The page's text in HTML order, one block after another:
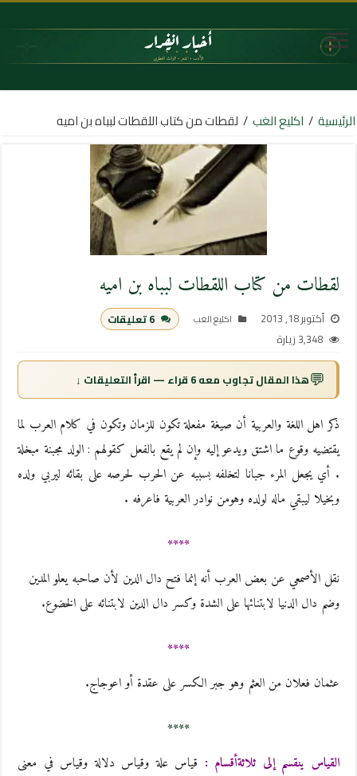
الرئيسية / اكليع الغب / لقطات من كتاب اللقطات لبباه بن اميه
لقطات من كتاب اللقطات لبباه بن اميه
أكتوبر 18, 2013 اكليع الغب
6 تعليقات
3,348 زيارة
💬هذا المقال تجاوب معه 6 قراء — اقرأ التعليقات ↓
ذكر اهل اللغة والعربية أن صيغة مفعلة تكون للزمان وتكون في كلام العرب لما
يقتضيه وقوع ما اشتق ويدعو إليه وإن لم يقع بالفعل كقولهم : الولد مجبنة مبخلة
. أي يجعل المرء جبانا لتخلفه بسببه عن الحرب لحرصه على بقائه ليربي ولده
وبخيلا ليبقي ماله لولده وهومن نوادر العربية فاعرفه .
****
نقل الأصمعي عن بعض العرب أنه إنما فتح دال الدين لأن صاحبه يعلو المدين
وضم دال الدنيا لابتنائها على الشدة وكسر دال الدين لابتنائه على الخضوع.
****
عثمان فعلان من العثم وهو جبر الكسر على عقدة أو اعوجاج.
****
القياس ينقسم إلى ثلاثةأقسام : قياس علة وقياس دلالة وقياس في معنى